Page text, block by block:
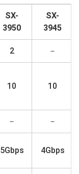
SX-
3950
SX-
3945
2 －
10 10
－ －
5Gbps 4Gbps